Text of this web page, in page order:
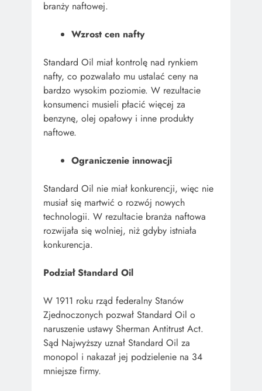
branży naftowej.
Wzrost cen nafty
Standard Oil miał kontrolę nad rynkiem
nafty, co pozwalało mu ustalać ceny na
bardzo wysokim poziomie. W rezultacie
konsumenci musieli płacić więcej za
benzynę, olej opałowy i inne produkty
naftowe.
Ograniczenie innowacji
Standard Oil nie miał konkurencji, więc nie
musiał się martwić o rozwój nowych
technologii. W rezultacie branża naftowa
rozwijała się wolniej, niż gdyby istniała
konkurencja.
Podział Standard Oil
W 1911 roku rząd federalny Stanów
Zjednoczonych pozwał Standard Oil o
naruszenie ustawy Sherman Antitrust Act.
Sąd Najwyższy uznał Standard Oil za
monopol i nakazał jej podzielenie na 34
mniejsze firmy.